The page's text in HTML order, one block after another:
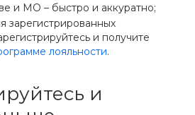
и МО – быстро и аккуратно;
зарегистрированных
и получите
лояльности.
и